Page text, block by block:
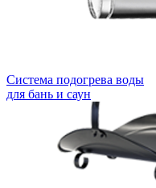
Система подогрева воды
для бань и саун